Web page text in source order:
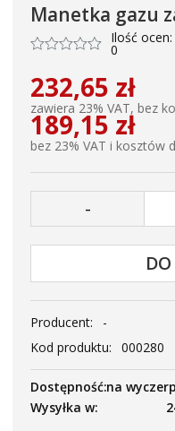
Manetka gazu
Ilość ocen:
0
232,65 zł
zawiera 23% VAT, bez
189,15 zł
bez 23% VAT i kosztów
-
Producent:
-
Kod produktu:
000280
Dostępność:na
Wysyłka w: